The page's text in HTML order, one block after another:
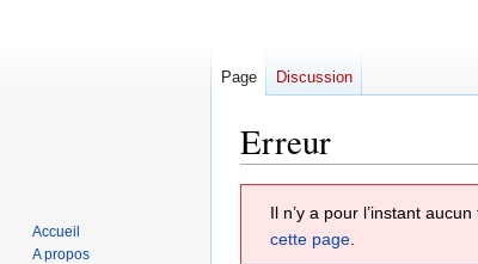
Erreur
Il n’y a pour l’instant
cette page.
Page Discussion
Accueil
A propos